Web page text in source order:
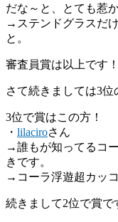
だな～と、とても惹
→ステンドグラスだ
と。
審査員賞は以上です！
さて続きましては3位
3位で賞はこの方！
・ lilaciroさん
→誰もが知ってるコ
きです。
→コーラ浮遊超カッコ
続きまして2位で賞で